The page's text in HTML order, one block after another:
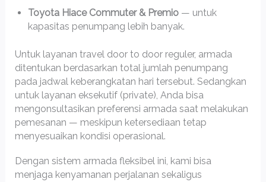
Toyota Hiace Commuter & Premio— untuk
kapasitas penumpang lebih banyak.
Untuk layanan travel door to door reguler, armada
ditentukan berdasarkan total jumlah penumpang
pada jadwal keberangkatan hari tersebut. Sedangkan
untuk layanan eksekutif (private), Anda bisa
mengonsultasikan preferensi armada saat melakukan
pemesanan — meskipun ketersediaan tetap
menyesuaikan kondisi operasional.
Dengan sistem armada fleksibel ini, kami bisa
menjaga kenyamanan perjalanan sekaligus